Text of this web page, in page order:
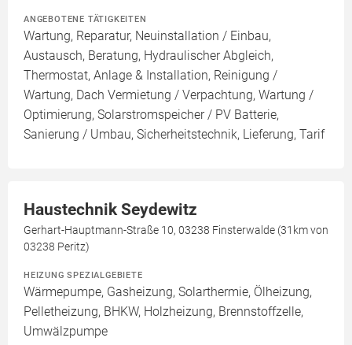
ANGEBOTENE TÄTIGKEITEN
Wartung, Reparatur, Neuinstallation / Einbau,
Austausch, Beratung, Hydraulischer Abgleich,
Thermostat, Anlage & Installation, Reinigung /
Wartung, Dach Vermietung / Verpachtung, Wartung /
Optimierung, Solarstromspeicher / PV Batterie,
Sanierung / Umbau, Sicherheitstechnik, Lieferung, Tarif
Haustechnik Seydewitz
Gerhart-Hauptmann-Straße 10, 03238 Finsterwalde (31km von
03238 Peritz)
HEIZUNG SPEZIALGEBIETE
Wärmepumpe, Gasheizung, Solarthermie, Ölheizung,
Pelletheizung, BHKW, Holzheizung, Brennstoffzelle,
Umwälzpumpe